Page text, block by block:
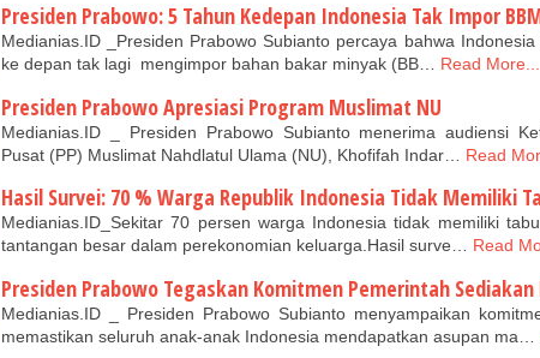
Presiden Prabowo: 5 Tahun Kedepan Indonesia Tak Impor
Medianias.ID _Presiden Prabowo Subianto percaya bahwa
ke depan tak lagi mengimpor bahan bakar minyak (BB… Read More...
Presiden Prabowo Apresiasi Program Muslimat NU
Medianias.ID _ Presiden Prabowo Subianto menerima audiensi
Pusat (PP) Muslimat Nahdlatul Ulama (NU), Khofifah Indar…
Read
Hasil Survei: 70 % Warga Republik Indonesia Tidak Memiliki
Medianias.ID_Sekitar 70 persen warga Indonesia tidak memiliki
tantangan besar dalam perekonomian keluarga.Hasil surve… Read
Presiden Prabowo Tegaskan Komitmen Pemerintah
Medianias.ID _ Presiden Prabowo Subianto menyampaikan
memastikan seluruh anak-anak Indonesia mendapatkan asupan ma…